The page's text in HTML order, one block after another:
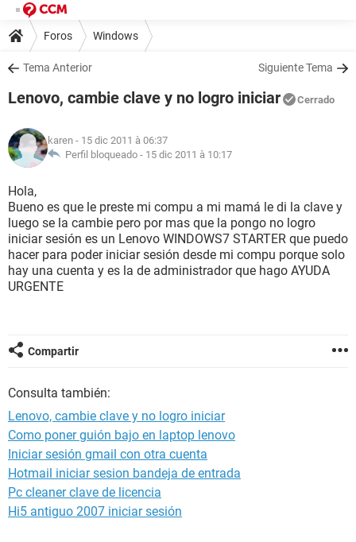
Foros Windows
Tema Anterior Siguiente Tema
Lenovo, cambie clave y no logro iniciar Cerrado
karen - 15 dic 2011 à 06:37
Perfil bloqueado - 15 dic 2011 à 10:17
Hola,
Bueno es que le preste mi compu a mi mamá le di la clave y
luego se la cambie pero por mas que la pongo no logro
iniciar sesión es un Lenovo WINDOWS7 STARTER que puedo
hacer para poder iniciar sesión desde mi compu porque solo
hay una cuenta y es la de administrador que hago AYUDA
URGENTE
Compartir
Consulta también:
Lenovo, cambie clave y no logro iniciar
Como poner guión bajo en laptop lenovo
Iniciar sesión gmail con otra cuenta
Hotmail iniciar sesion bandeja de entrada
Pc cleaner clave de licencia
Hi5 antiguo 2007 iniciar sesión